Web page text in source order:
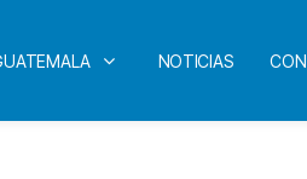
NOTICIAS